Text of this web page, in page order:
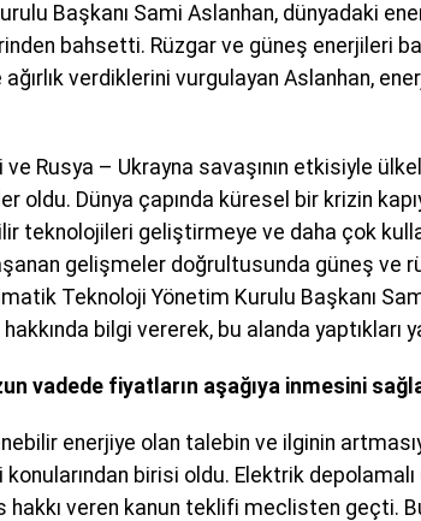
Başkanı Sami Aslanhan, dünyadaki
bahsetti. Rüzgar ve güneş enerjileri
verdiklerini vurgulayan Aslanhan,
ve Rusya – Ukrayna savaşının etkisiyle
oldu. Dünya çapında küresel bir krizin
teknolojileri geliştirmeye ve daha çok
gelişmeler doğrultusunda güneş ve
Teknoloji Yönetim Kurulu Başkanı
bilgi vererek, bu alanda yaptıkları
vadede fiyatların aşağıya inmesini
enerjiye olan talebin ve ilginin
birisi oldu. Elektrik depolamalı
hakkı veren kanun teklifi meclisten geçti.